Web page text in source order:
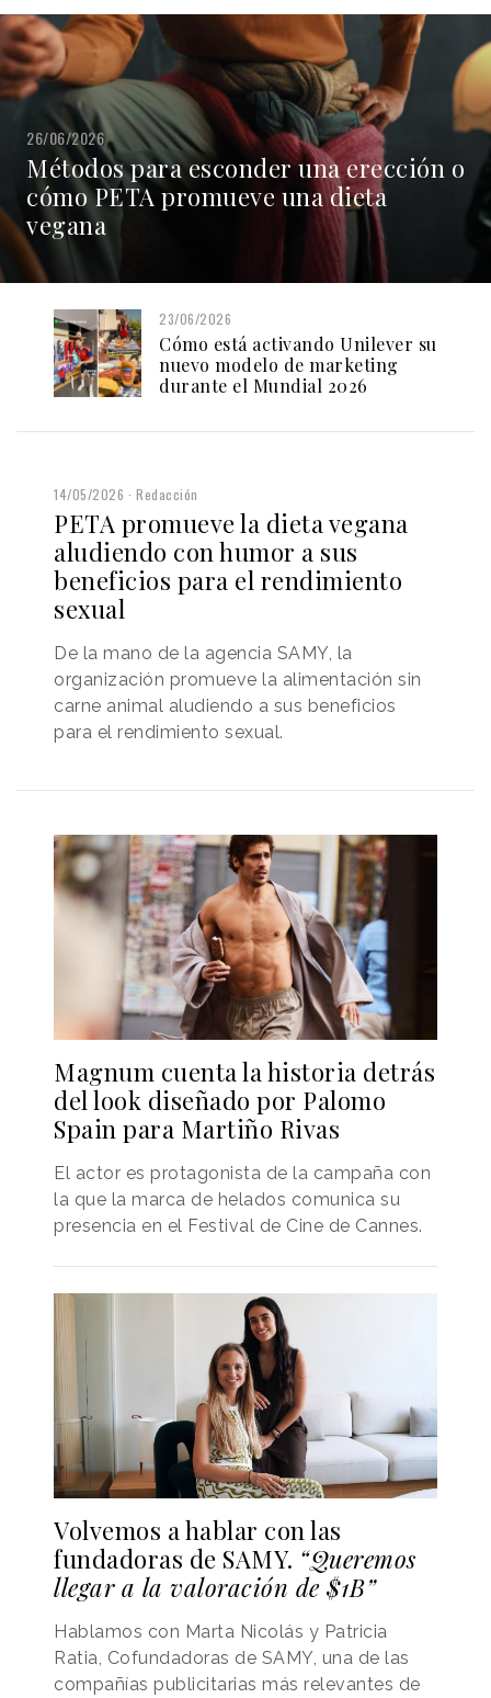
26/06/2026
Métodos para esconder una erección o
cómo PETA promueve una dieta
vegana
23/06/2026
Cómo está activando Unilever su
nuevo modelo de marketing
durante el Mundial 2026
14/05/2026 Redacción
PETA promueve la dieta vegana
aludiendo con humor a sus
beneficios para el rendimiento
sexual
De la mano de la agencia SAMY, la
organización promueve la alimentación sin
carne animal aludiendo a sus beneficios
para el rendimiento sexual.
Magnum cuenta la historia detrás
del look diseñado por Palomo
Spain para Martiño Rivas
El actor es protagonista de la campaña con
la que la marca de helados comunica su
presencia en el Festival de Cine de Cannes.
Volvemos a hablar con las
fundadoras de SAMY. “Queremos
llegar a la valoración de $1B”
Hablamos con Marta Nicolás y Patricia
Ratia, Cofundadoras de SAMY, una de las
compañías publicitarias más relevantes de